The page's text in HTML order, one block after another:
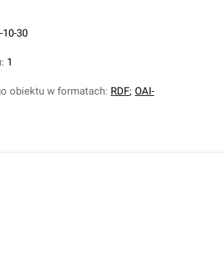
10-30
1
obiektu w formatach: RDF; OAI-